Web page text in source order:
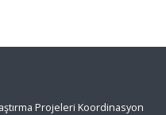
Projeleri Koordinasyon